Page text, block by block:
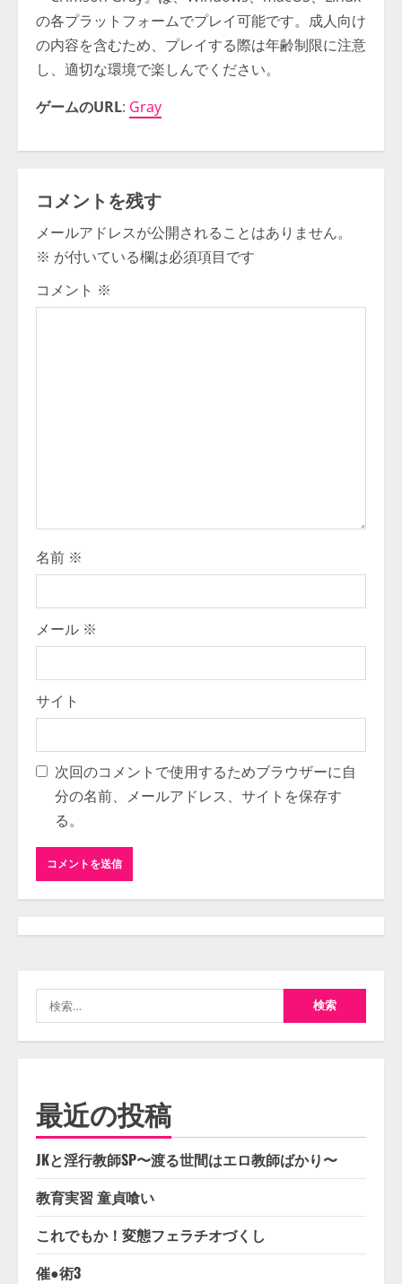
の各プラットフォームでプレイ可能です。成人向け
の内容を含むため、プレイする際は年齢制限に注意
し、適切な環境で楽しんでください。
ゲームのURL: Gray
コメントを残す
メールアドレスが公開されることはありません。
※ が付いている欄は必須項目です
コメント ※
名前 ※
メール ※
サイト
次回のコメントで使用するためブラウザーに自
分の名前、メールアドレス、サイトを保存す
る。
索:
最近の投稿
JKと淫行教師SP〜渡る世間はエロ教師ばかり〜
教育実習 童貞喰い
これでもか！変態フェラチオづくし
催●術3